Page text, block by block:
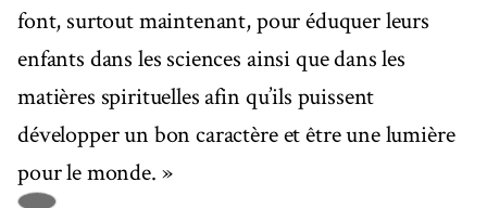
font, surtout maintenant, pour éduquer leurs
enfants dans les sciences ainsi que dans les
matières spirituelles afin qu’ils puissent
développer un bon caractère et être une lumière
pour le monde. »